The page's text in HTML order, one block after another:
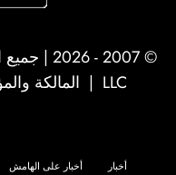
© 2007 - 2026 | جميع الحقوق محفوظة لشركة
LLC | المالكة
أخبار أخبار على الهامش